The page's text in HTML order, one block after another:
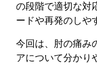
の段階で適切な対
ードや再発のしや
今回は、肘の痛み
アについて分かり